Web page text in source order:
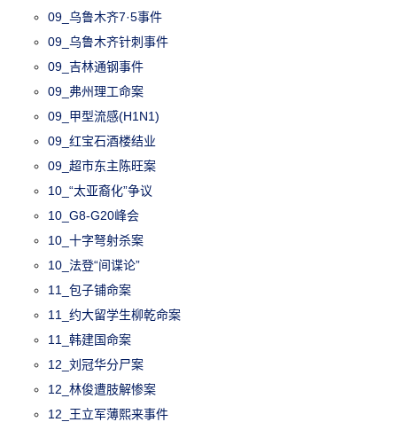
09_乌鲁木齐7·5事件
09_乌鲁木齐针刺事件
09_吉林通钢事件
09_弗州理工命案
09_甲型流感(H1N1)
09_红宝石酒楼结业
09_超市东主陈旺案
10_“太亚裔化”争议
10_G8-G20峰会
10_十字弩射杀案
10_法登“间谍论”
11_包子铺命案
11_约大留学生柳乾命案
11_韩建国命案
12_刘冠华分尸案
12_林俊遭肢解惨案
12_王立军薄熙来事件